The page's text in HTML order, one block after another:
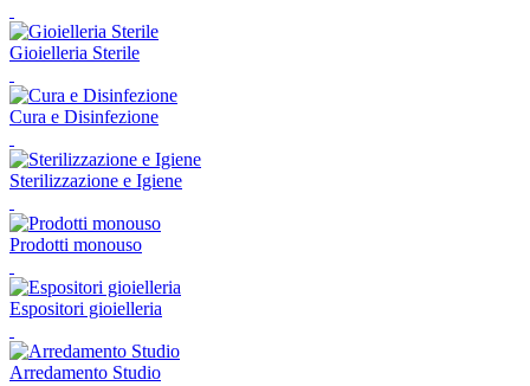
Gioielleria Sterile
Cura e Disinfezione
Sterilizzazione e Igiene
Prodotti monouso
Espositori gioielleria
Arredamento Studio